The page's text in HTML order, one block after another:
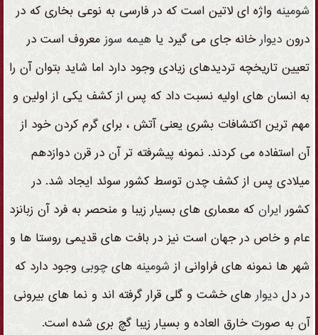
شومینه واژه ای لاتین است که در فارسی به نوعی بخاری که در
درون دیوارخانه جای می گیرد یا هیمه سوزمعروف است در
تعیین تاریخچه تردیدهای زیادی وجود دارد اما شاید بتوان آن را
به انسان های اولیه نسبت داد که پس از کشف یکی از اولین و
مهم ترین اکتشافات بشری یعنی آتش ، برای گرم کردن خود از
آن استفاده می کردند. نمونه پیشرفته تر آن در قرن دوازدهم
میلادی پس از کشف چدن توسط کشور سوئد ایجاد شد. در
کشورایرانکه معماری های بسیار زیبا و منحصر به فرد آن زبانزد
عام و خاص در جهان است نیز در بافت های قدیمی روستا ها و
شهر ها نمونه های فراوانی ازشومینه هایچوبی وجود دارد که
در دل دیوارهای خشت و گلی قرار گرفته اند و نما های بیرونی
آن به صورت خارق العاده و بسیار زیبا گچ بری شده است.